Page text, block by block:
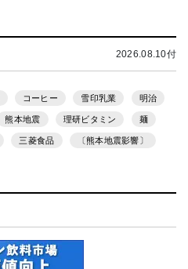
2026.08.10付
コーヒー 雪印乳業 明治
熊本地震 理研ビタミン 麺
三菱食品 〔熊本地震影響〕